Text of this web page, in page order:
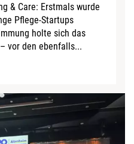
& Care: Erstmals wurde
Pflege-Startups
holte sich das
vor den ebenfalls...